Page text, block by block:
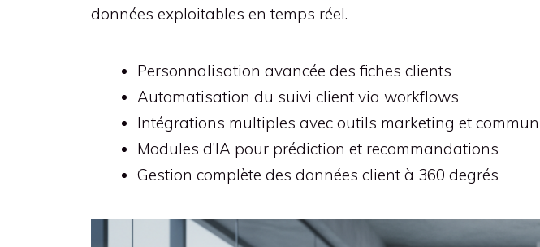
données exploitables en temps réel.
Personnalisation avancée des fiches clients
Automatisation du suivi client via workflows
Intégrations multiples avec outils marketing et
Modules d’IA pour prédiction et recommandations
Gestion complète des données client à 360 degrés